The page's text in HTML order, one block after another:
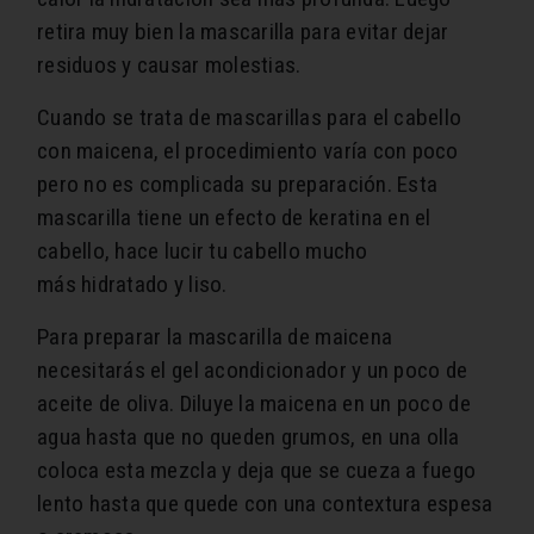
retira muy bien la mascarilla para evitar dejar
residuos y causar molestias.
Cuando se trata de mascarillas para el cabello
con maicena, el procedimiento varía con poco
pero no es complicada su preparación. Esta
mascarilla tiene un efecto de keratina en el
cabello, hace lucir tu cabello mucho
más hidratado y liso.
Para preparar la mascarilla de maicena
necesitarás el gel acondicionador y un poco de
aceite de oliva. Diluye la maicena en un poco de
agua hasta que no queden grumos, en una olla
coloca esta mezcla y deja que se cueza a fuego
lento hasta que quede con una contextura espesa